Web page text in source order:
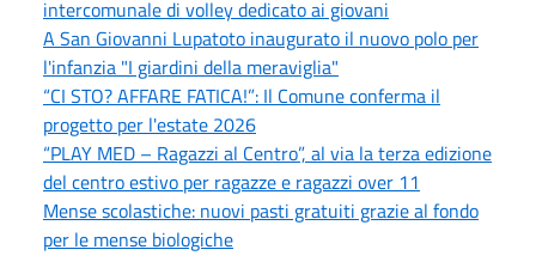
intercomunale di volley dedicato ai giovani
A San Giovanni Lupatoto inaugurato il nuovo polo per
l'infanzia "I giardini della meraviglia"
“CI STO? AFFARE FATICA!”: Il Comune conferma il
progetto per l'estate 2026
“PLAY MED – Ragazzi al Centro”, al via la terza edizione
del centro estivo per ragazze e ragazzi over 11
Mense scolastiche: nuovi pasti gratuiti grazie al fondo
per le mense biologiche